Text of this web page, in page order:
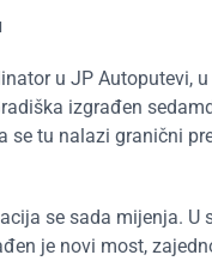
u JP Autoputevi,
izgrađen
se tu nalazi granični
se sada mijenja.
je novi most,